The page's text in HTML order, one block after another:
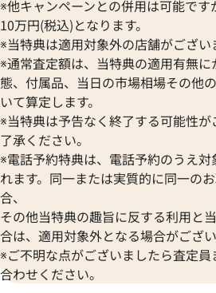
※他キャンペーンとの併用は可能で
10万円(税込)となります。
※当特典は適用対象外の店舗がござい
※通常査定額は、当特典の適用有無
態、付属品、当日の市場相場その他
いて算定します。
※当特典は予告なく終了する可能性
了承ください。
※電話予約特典は、電話予約のうえ
れます。同一または実質的に同一の
合、
その他当特典の趣旨に反する利用と
合は、適用対象外となる場合がござい
※ご不明な点がございましたら査定
合わせください。